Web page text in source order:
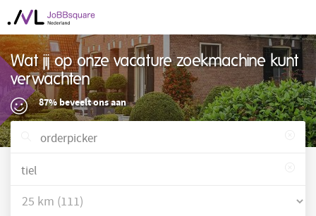
Wat jij op onze vacature zoekmachine kunt
verwachten
87% beveelt ons aan